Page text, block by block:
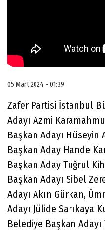
05 Mart 2024 - 01:39
Zafer Partisi İstanbul
Adayı Azmi
Başkan Adayı
Başkan Aday Hande
Başkan Aday Tuğrul
Başkan Adayı Sibel
Adayı Akın Gürkan,
Adayı Jülide Sarıkaya
Belediye Başkan